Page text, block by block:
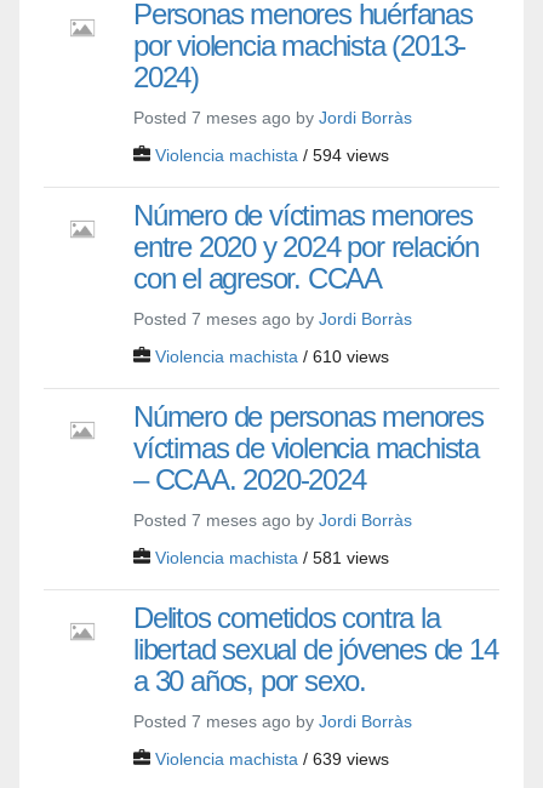
Personas menores huérfanas
por violencia machista (2013-
2024)
Posted 7 meses ago by Jordi Borràs
Violencia machista / 594 views
Número de víctimas menores
entre 2020 y 2024 por relación
con el agresor. CCAA
Posted 7 meses ago by Jordi Borràs
Violencia machista / 610 views
Número de personas menores
víctimas de violencia machista
– CCAA. 2020-2024
Posted 7 meses ago by Jordi Borràs
Violencia machista / 581 views
Delitos cometidos contra la
libertad sexual de jóvenes de 14
a 30 años, por sexo.
Posted 7 meses ago by Jordi Borràs
Violencia machista / 639 views